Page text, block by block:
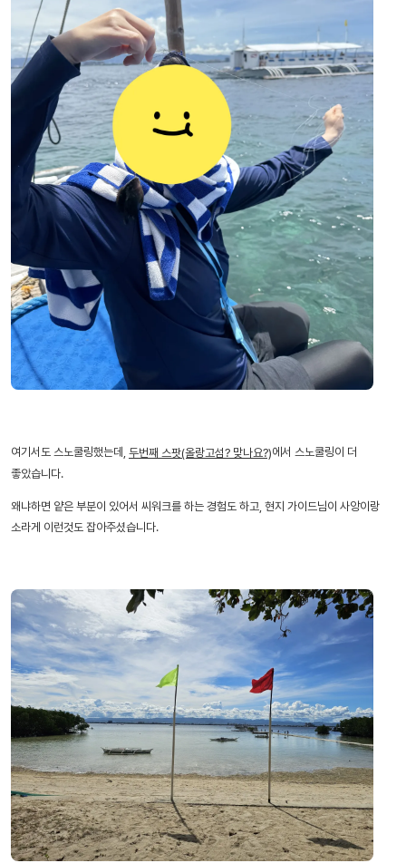
여기서도 스노쿨링했는데, 두번째 스팟(올랑고섬? 맞나요?)에서 스노쿨링이 더
좋았습니다.
왜냐하면 얕은 부분이 있어서 씨워크를 하는 경험도 하고, 현지 가이드님이 사앙이랑
소라게 이런것도 잡아주셨습니다.